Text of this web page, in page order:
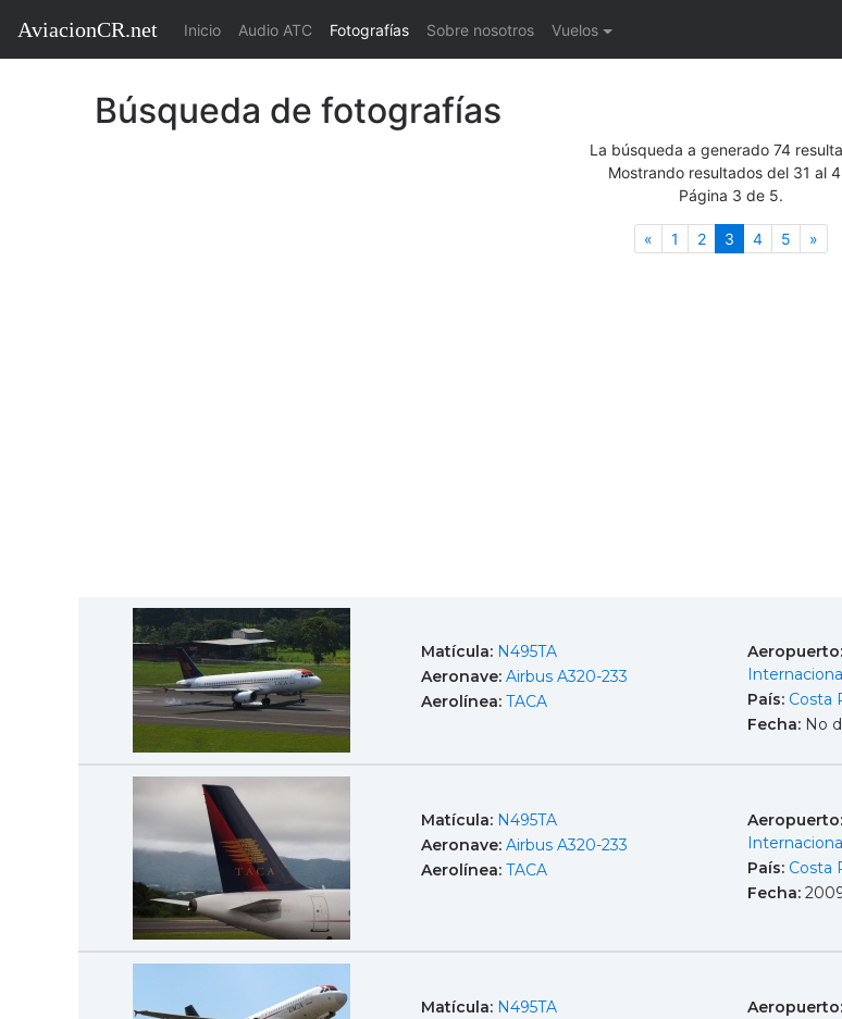
AviacionCR.net Inicio(current)
Audio ATC Fotografías Sobre nosotros Vuelos
Búsqueda de fotografías
La búsqueda a generado 74
Mostrando resultados del 31 al
Página 3 de 5.
« Anterior
1 2 3 (actual)
4 5 »
Matícula: N495TA
Aeronave: Airbus A320-233
Aerolínea: TACA
Aeropuerto:
Internacional
País: Costa
Fecha: No
Matícula: N495TA
Aeronave: Airbus A320-233
Aerolínea: TACA
Aeropuerto:
Internacional
País: Costa
Fecha:
Matícula: N495TA
Aeropuerto: